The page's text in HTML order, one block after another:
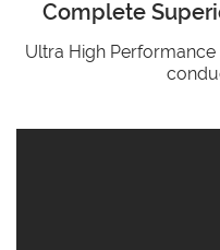
Complete
Ultra High